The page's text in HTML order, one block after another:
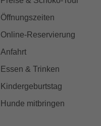
Öffnungszeiten
Online-Reservierung
Anfahrt
Essen & Trinken
Kindergeburtstag
Hunde mitbringen